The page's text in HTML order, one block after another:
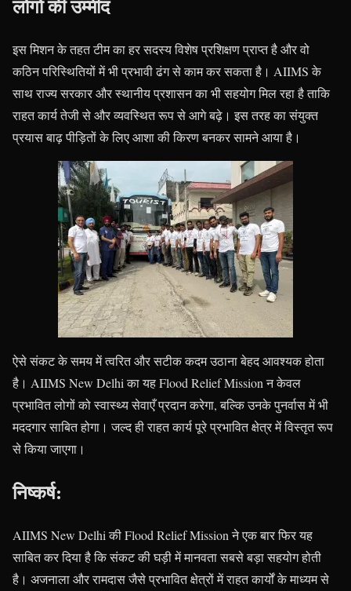
लोगो की उम्मीद
इस मिशन के तहत टीम का हर सदस्य विशेष प्रशिक्षण प्राप्त है और वो
कठिन परिस्थितियों में भी प्रभावी ढंग से काम कर सकता है। AIIMS के
साथ राज्य सरकार और स्थानीय प्रशासन का भी सहयोग मिल रहा है ताकि
राहत कार्य तेजी से और व्यवस्थित रूप से आगे बढ़े। इस तरह का संयुक्त
प्रयास बाढ़ पीड़ितों के लिए आशा की किरण बनकर सामने आया है।
ऐसे संकट के समय में त्वरित और सटीक कदम उठाना बेहद आवश्यक होता
है। AIIMS New Delhi का यह Flood Relief Mission न केवल
प्रभावित लोगों को स्वास्थ्य सेवाएँ प्रदान करेगा, बल्कि उनके पुनर्वास में भी
मददगार साबित होगा। जल्द ही राहत कार्य पूरे प्रभावित क्षेत्र में विस्तृत रूप
से किया जाएगा।
निष्कर्ष:
AIIMS New Delhi की Flood Relief Mission ने एक बार फिर यह
साबित कर दिया है कि संकट की घड़ी में मानवता सबसे बड़ा सहयोग होती
है। अजनाला और रामदास जैसे प्रभावित क्षेत्रों में राहत कार्यों के माध्यम से